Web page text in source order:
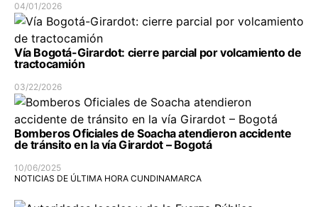
04/01/2026
Vía Bogotá-Girardot: cierre parcial por volcamiento de
tractocamión
03/22/2026
Bomberos Oficiales de Soacha atendieron accidente
de tránsito en la vía Girardot – Bogotá
10/06/2025
NOTICIAS DE ÚLTIMA HORA CUNDINAMARCA